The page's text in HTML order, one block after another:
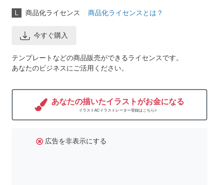
L 商品化ライセンス 商品化ライセンスとは？
今すぐ購入
テンプレートなどの商品販売ができるライセンスです。
あなたのビジネスにご活用ください。
あなたの描いたイラストがお金になる
イラストACイラストレーター登録はこちら>
広告を非表示にする